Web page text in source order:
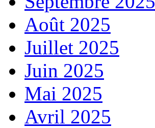
Août 2025
Juillet 2025
Juin 2025
Mai 2025
Avril 2025